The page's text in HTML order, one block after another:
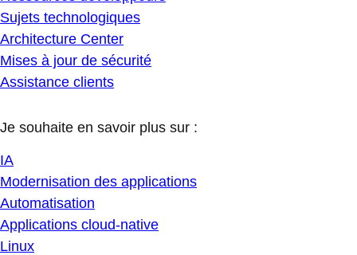
Sujets technologiques
Architecture Center
Mises à jour de sécurité
Assistance clients
Je souhaite en savoir plus sur :
IA
Modernisation des applications
Automatisation
Applications cloud-native
Linux